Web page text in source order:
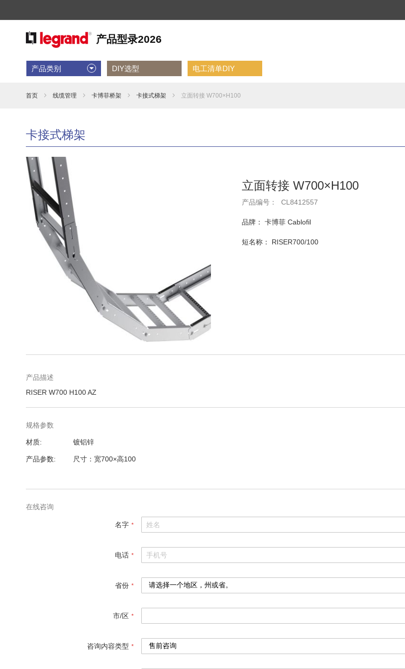
产品类别 DIY选型 电工清单DIY
首页 线缆管理 卡博菲桥架 卡接式梯架 立面转接 W700×H100
卡接式梯架
立面转接 W700×H100
产品编号： CL8412557
品牌： 卡博菲 Cablofil
短名称： RISER700/100
跳
到
结
尾
转
图
库
的
头
产品描述
RISER W700 H100 AZ
规格参数
规
参
材质 镀铝锌
产品参数 尺寸：宽700×高100
在线咨询
名字
电话
省份
市/区
咨询内容类型